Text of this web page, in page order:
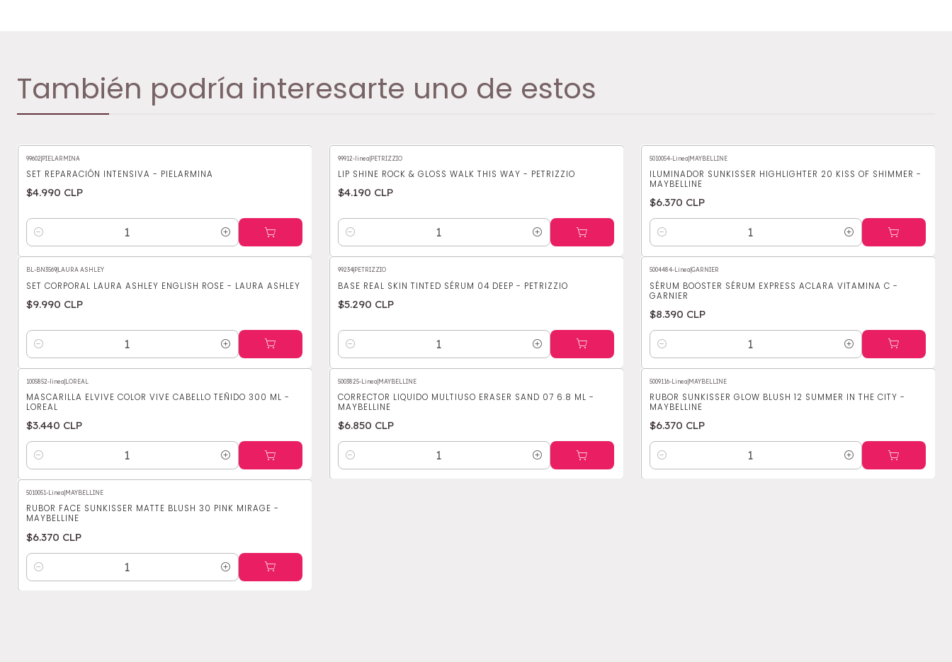
También podría interesarte uno de estos
99602 PIELARMINA
SET REPARACIÓN INTENSIVA - PIELARMINA
$4.990 CLP
Cantidad
99912-linea PETRIZZIO
LIP SHINE ROCK & GLOSS WALK THIS WAY - PETRIZZIO
$4.190 CLP
Cantidad
5010054-Linea MAYBELLINE
ILUMINADOR SUNKISSER HIGHLIGHTER 20 KISS OF SHIMMER -
MAYBELLINE
$6.370 CLP
Cantidad
BL-BN3569 LAURA ASHLEY
SET CORPORAL LAURA ASHLEY ENGLISH ROSE - LAURA ASHLEY
$9.990 CLP
Cantidad
99234| PETRIZZIO
BASE REAL SKIN TINTED SÉRUM 04 DEEP - PETRIZZIO
$5.290 CLP
Cantidad
5004484-Linea GARNIER
SÉRUM BOOSTER SÉRUM EXPRESS ACLARA VITAMINA C -
GARNIER
$8.390 CLP
Cantidad
1005852-linea LOREAL
MASCARILLA ELVIVE COLOR VIVE CABELLO TEÑIDO 300 ML -
LOREAL
$3.440 CLP
Cantidad
5003825-Linea MAYBELLINE
CORRECTOR LIQUIDO MULTIUSO ERASER SAND 07 6.8 ML -
MAYBELLINE
$6.850 CLP
Cantidad
5009116-Linea MAYBELLINE
RUBOR SUNKISSER GLOW BLUSH 12 SUMMER IN THE CITY -
MAYBELLINE
$6.370 CLP
Cantidad
5010051-Linea MAYBELLINE
RUBOR FACE SUNKISSER MATTE BLUSH 30 PINK MIRAGE -
MAYBELLINE
$6.370 CLP
Cantidad